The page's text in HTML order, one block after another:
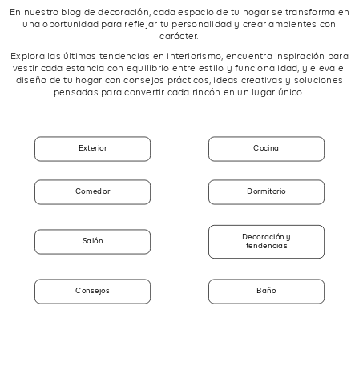
En nuestro blog de decoración, cada espacio de tu hogar se transforma en
una oportunidad para reflejar tu personalidad y crear ambientes con
carácter.
Explora las últimas tendencias en interiorismo, encuentra inspiración para
vestir cada estancia con equilibrio entre estilo y funcionalidad, y eleva el
diseño de tu hogar con consejos prácticos, ideas creativas y soluciones
pensadas para convertir cada rincón en un lugar único.
Exterior Cocina
Comedor Dormitorio
Salón
Decoración y
tendencias
Consejos Baño